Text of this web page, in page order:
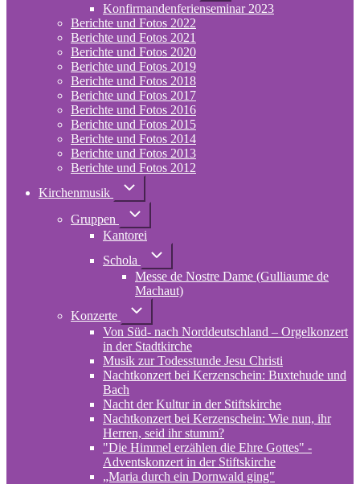
Berichte
Konfirmandenferienseminar 2023
Berichte und Fotos 2022
Berichte und Fotos 2021
Berichte und Fotos 2020
Berichte und Fotos 2019
Berichte und Fotos 2018
Berichte und Fotos 2017
Berichte und Fotos 2016
Berichte und Fotos 2015
Berichte und Fotos 2014
Berichte und Fotos 2013
Berichte und Fotos 2012
Kirchenmusik
Unternavigation
Kirchenmusik
Gruppen
Unternavigation
Gruppen
Kantorei
Schola
Unternavigation
Schola
Messe de Nostre Dame (Gulliaume de
Machaut)
Konzerte
Unternavigation
Konzerte
Von Süd- nach Norddeutschland – Orgelkonzert
in der Stadtkirche
Musik zur Todesstunde Jesu Christi
Nachtkonzert bei Kerzenschein: Buxtehude und
Bach
Nacht der Kultur in der Stiftskirche
Nachtkonzert bei Kerzenschein: Wie nun, ihr
Herren, seid ihr stumm?
"Die Himmel erzählen die Ehre Gottes" -
Adventskonzert in der Stiftskirche
„Maria durch ein Dornwald ging"